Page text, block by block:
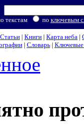
текстам по ключевым
Статьи | Книги | Карта неба |
| Словарь| Ключевые